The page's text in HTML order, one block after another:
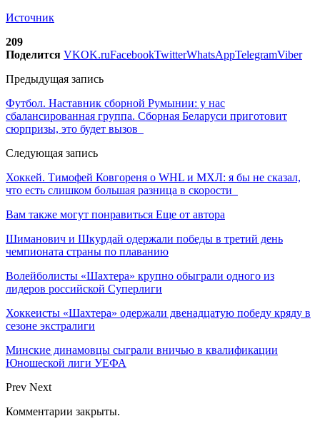
Источник
209
Поделится VKOK.ruFacebookTwitterWhatsAppTelegramViber
Предыдущая запись
Футбол. Наставник сборной Румынии: у нас
сбалансированная группа. Сборная Беларуси приготовит
сюрпризы, это будет вызов
Следующая запись
Хоккей. Тимофей Ковгореня о WHL и МХЛ: я бы не сказал,
что есть слишком большая разница в скорости
Вам также могут понравиться Еще от автора
Шиманович и Шкурдай одержали победы в третий день
чемпионата страны по плаванию
Волейболисты «Шахтера» крупно обыграли одного из
лидеров российской Суперлиги
Хоккеисты «Шахтера» одержали двенадцатую победу кряду в
сезоне экстралиги
Минские динамовцы сыграли вничью в квалификации
Юношеской лиги УЕФА
Prev Next
Комментарии закрыты.